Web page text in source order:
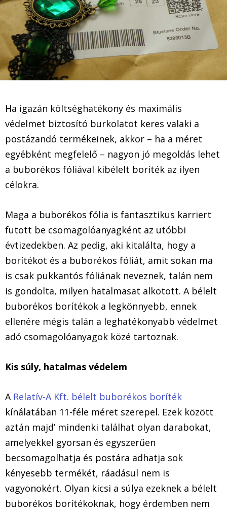
Ha igazán költséghatékony és maximális
védelmet biztosító burkolatot keres valaki a
postázandó termékeinek, akkor – ha a méret
egyébként megfelelő – nagyon jó megoldás lehet
a buborékos fóliával kibélelt boríték az ilyen
célokra.
Maga a buborékos fólia is fantasztikus karriert
futott be csomagolóanyagként az utóbbi
évtizedekben. Az pedig, aki kitalálta, hogy a
borítékot és a buborékos fóliát, amit sokan ma
is csak pukkantós fóliának neveznek, talán nem
is gondolta, milyen hatalmasat alkotott. A bélelt
buborékos borítékok a legkönnyebb, ennek
ellenére mégis talán a leghatékonyabb védelmet
adó csomagolóanyagok közé tartoznak.
Kis súly, hatalmas védelem
A Relatív-A Kft. bélelt buborékos boríték
kínálatában 11-féle méret szerepel. Ezek között
aztán majd’ mindenki találhat olyan darabokat,
amelyekkel gyorsan és egyszerűen
becsomagolhatja és postára adhatja sok
kényesebb termékét, ráadásul nem is
vagyonokért. Olyan kicsi a súlya ezeknek a bélelt
buborékos borítékoknak, hogy érdemben nem